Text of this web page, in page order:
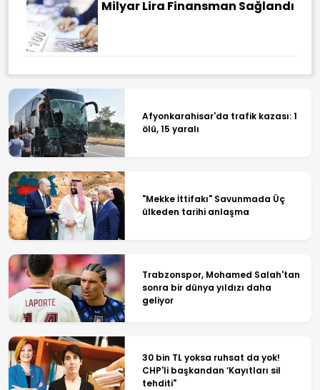
Milyar Lira Finansman Sağlandı
Afyonkarahisar'da trafik kazası: 1
ölü, 15 yaralı
"Mekke İttifakı" Savunmada Üç
ülkeden tarihi anlaşma
Trabzonspor, Mohamed Salah'tan
sonra bir dünya yıldızı daha
geliyor
30 bin TL yoksa ruhsat da yok!
CHP'li başkandan ‘Kayıtları sil
tehditi"